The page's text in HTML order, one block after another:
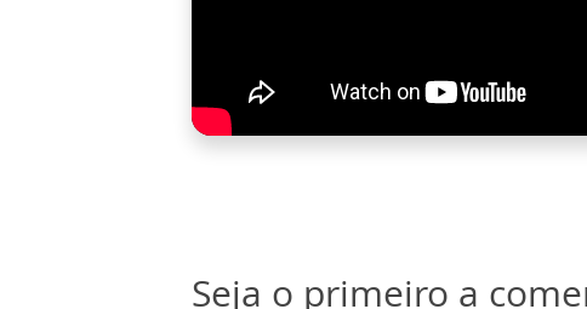
Seja o primeiro a